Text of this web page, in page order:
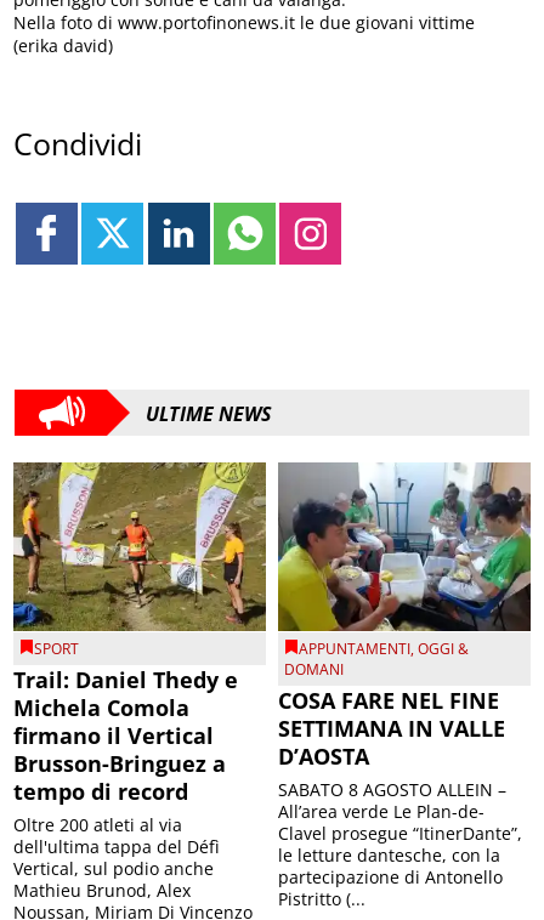
Nella foto di www.portofinonews.it le due giovani vittime
(erika david)
Condividi
SPORT
Trail: Daniel Thedy e
Michela Comola
firmano il Vertical
Brusson-Bringuez a
tempo di record
Oltre 200 atleti al via
dell'ultima tappa del Défì
Vertical, sul podio anche
Mathieu Brunod, Alex
Noussan, Miriam Di Vincenzo
e Kaitlin Allen
APPUNTAMENTI,OGGI &
DOMANI
COSA FARE NEL FINE
SETTIMANA IN VALLE
D’AOSTA
SABATO 8 AGOSTO ALLEIN –
All’area verde Le Plan-de-
Clavel prosegue “ItinerDante”,
le letture dantesche, con la
partecipazione di Antonello
Pistritto (...